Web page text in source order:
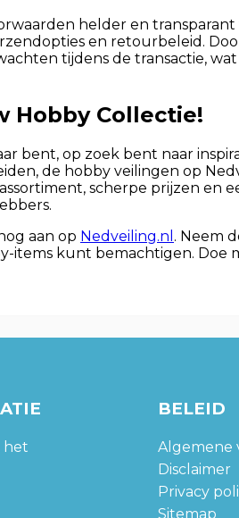
helder en
en retourbeleid.
tijdens de transactie,
Hobby Collectie!
bent, op zoek bent naar
de hobby veilingen op
scherpe prijzen en
aan op Nedveiling.nl . Neem
items kunt bemachtigen. Doe
het
BELEID
Algemene
Disclaimer
Privacy
Sitemap